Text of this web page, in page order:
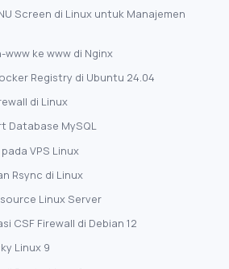
Screen di Linux untuk Manajemen
www ke www di Nginx
Registry di Ubuntu 24.04
di Linux
Database MySQL
VPS Linux
Rsync di Linux
Linux Server
CSF Firewall di Debian 12
Linux 9